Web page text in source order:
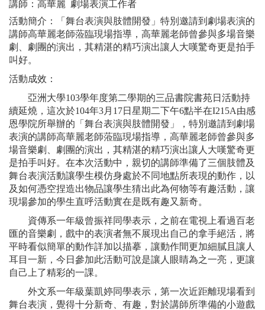
講師：高華麗 劇場表演工作者
活動簡介：「舞台表演與肢體開發」特別邀請到劇場表演的
講師高華麗老師蒞臨現場指導，高華麗老師曾參與多場音樂
劇、劇團的演出，其精湛的精巧演出讓人大嘆驚奇更是拍手
叫好。
活動成效：
亞洲大學103學年度第二學期的三品書院書苑日活動持
續延燒，這次於104年3月17日星期二下午6點半在I215A由感
恩學院所舉辦的「舞台表演與肢體開發」，特別邀請到劇場
表演的講師高華麗老師蒞臨現場指導，高華麗老師曾參與多
場音樂劇、劇團的演出，其精湛的精巧演出讓人大嘆驚奇更
是拍手叫好。在本次活動中，親切的講師準備了三個肢體及
舞台表演活動讓學生模仿身處於不同地點所表現的動作，以
及如何憑空捏造出物品讓學生猜出此為何物等有趣活動，讓
現場參加的學生直呼活動實在是既有趣又新奇。
資傳系一年級曾振祥同學表示，之前在電視上看過百老
匯的音樂劇，戲中的表演者無不展現出自己的拿手絕活，將
平時看似簡單的動作詳加以描摹，讓動作間更加細膩且讓人
耳目一新，今日參加此活動可說是讓人眼睛為之一亮，更讓
自己上了精彩的一課。
外文系一年級葉凱婷同學表示，第一次近距離現場看到
舞台表演，覺得十分新奇、有趣，對於講師所準備的小遊戲